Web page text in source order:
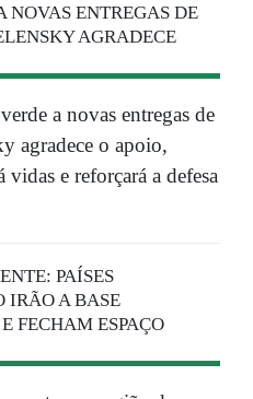
NOVAS ENTREGAS DE
AGRADECE
a novas entregas de
agradece o apoio,
e reforçará a defesa
PAÍSES
IRÃO A BASE
FECHAM ESPAÇO